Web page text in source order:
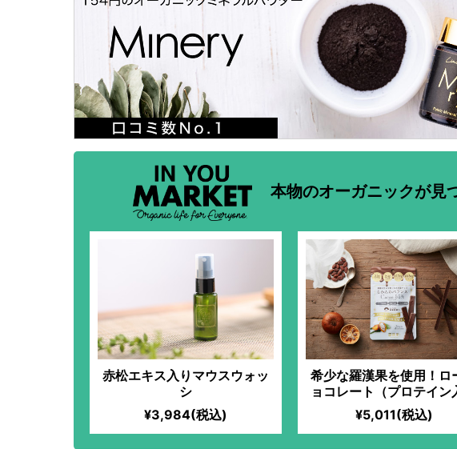
本物のオーガニックが見
赤松エキス入りマウスウォッ
シ
¥3,984(税込)
希少な羅漢果を使用！ロ
ョコレート（プロテイン
¥5,011(税込)